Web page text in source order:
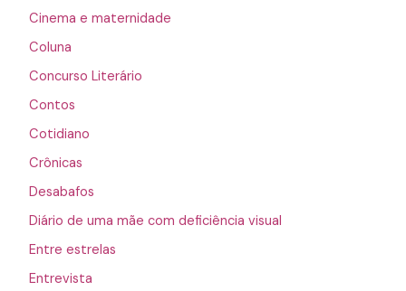
Cinema e maternidade
Coluna
Concurso Literário
Contos
Cotidiano
Crônicas
Desabafos
Diário de uma mãe com deficiência visual
Entre estrelas
Entrevista